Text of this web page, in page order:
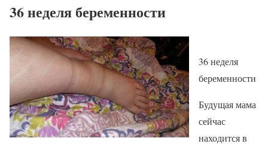
36 неделя беременности
36 неделя
беременности
Будущая мама
сейчас
находится в